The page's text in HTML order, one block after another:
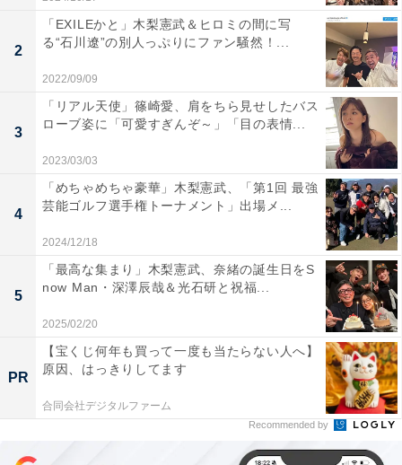
2
「EXILEかと」木梨憲武＆ヒロミの間に写
る“石川遼”の別人っぷりにファン騒然！...
2022/09/09
3
「リアル天使」篠崎愛、肩をちら見せしたバス
ローブ姿に「可愛すぎんぞ～」「目の表情...
2023/03/03
4
「めちゃめちゃ豪華」木梨憲武、「第1回 最強
芸能ゴルフ選手権トーナメント」出場メ...
2024/12/18
5
「最高な集まり」木梨憲武、奈緒の誕生日をS
now Man・深澤辰哉＆光石研と祝福...
2025/02/20
PR
【宝くじ何年も買って一度も当たらない人へ】
原因、はっきりしてます
合同会社デジタルファーム
Recommended by